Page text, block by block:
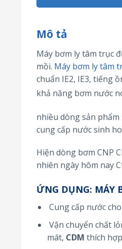
Mô tả
Máy bơm ly tâm trục
mồi. Máy bơm ly tâm
chuẩn IE2, IE3, tiếng
khả năng bơm nước
nhiều dòng sản
cung cấp nước sinh
Hiện dòng bơm CNP
nhiên ngày hôm nay
ỨNG DỤNG: MÁY
Cung cấp nước
Vận chuyển chất
mát, CDM thích